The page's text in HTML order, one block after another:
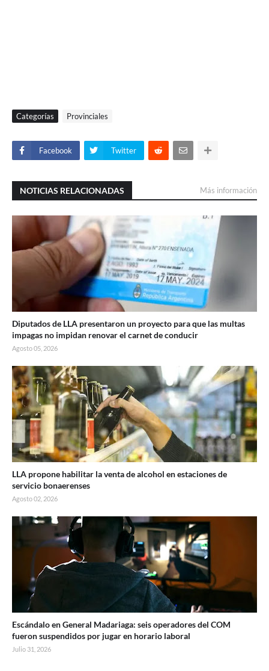
Categorías Provinciales
Facebook Twitter
NOTICIAS RELACIONADAS Más información
Diputados de LLA presentaron un proyecto para que las multas
impagas no impidan renovar el carnet de conducir
Agosto 05, 2026
LLA propone habilitar la venta de alcohol en estaciones de
servicio bonaerenses
Agosto 02, 2026
Escándalo en General Madariaga: seis operadores del COM
fueron suspendidos por jugar en horario laboral
Julio 31, 2026